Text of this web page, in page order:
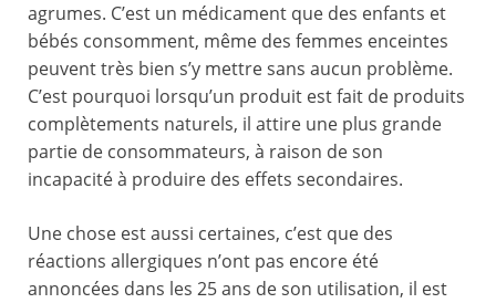
agrumes. C’est un médicament que des enfants et
bébés consomment, même des femmes enceintes
peuvent très bien s’y mettre sans aucun problème.
C’est pourquoi lorsqu’un produit est fait de produits
complètements naturels, il attire une plus grande
partie de consommateurs, à raison de son
incapacité à produire des effets secondaires.
Une chose est aussi certaines, c’est que des
réactions allergiques n’ont pas encore été
annoncées dans les 25 ans de son utilisation, il est